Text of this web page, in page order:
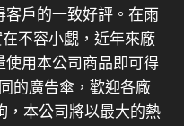
戶的一致好評。在雨
不容小覷，近年來廠
用本公司商品即可得
的廣告傘，歡迎各廠
，本公司將以最大的熱